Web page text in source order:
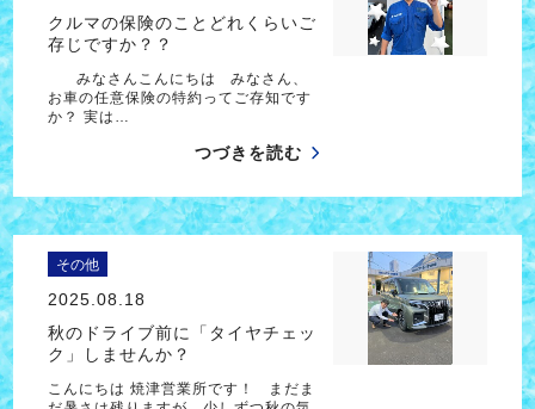
クルマの保険のことどれくらいご
存じですか？？
みなさんこんにちは みなさん、
お車の任意保険の特約ってご存知です
か？ 実は…
つづきを読む
その他
2025.08.18
秋のドライブ前に「タイヤチェッ
ク」しませんか？
こんにちは 焼津営業所です！ まだま